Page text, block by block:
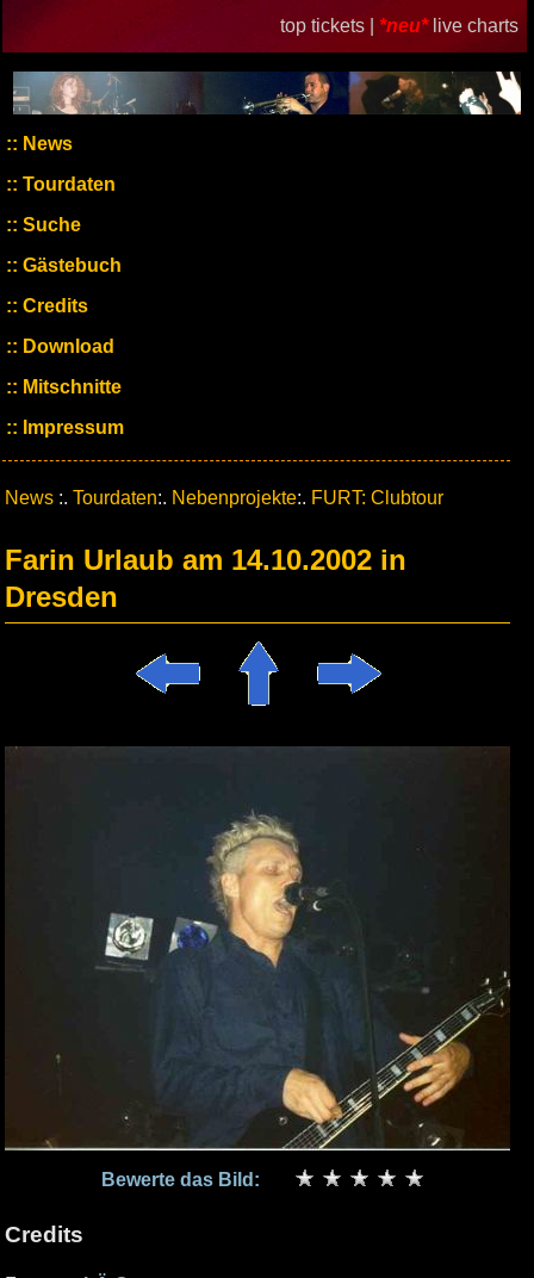
top tickets | *neu* live charts
News
Tourdaten
Suche
Gästebuch
Credits
Download
Mitschnitte
Impressum
News :. Tourdaten:. Nebenprojekte:. FURT: Clubtour
Farin Urlaub am 14.10.2002 in
Dresden
Bewerte das Bild:
Credits